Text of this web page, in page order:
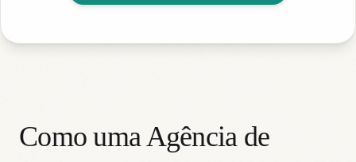
Como uma Agência de